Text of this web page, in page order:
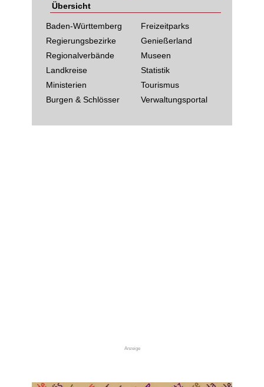
Übersicht
Baden-Württemberg
Regierungsbezirke
Regionalverbände
Landkreise
Ministerien
Burgen & Schlösser
Freizeitparks
Genießerland
Museen
Statistik
Tourismus
Verwaltungsportal
Anzeige